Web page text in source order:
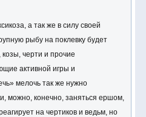
а так же в силу своей
рыбу на поклевку будет
черти и прочие
активной игры и
мелочь так же нужно
можно, конечно, заняться ершом,
на чертиков и ведьм, но